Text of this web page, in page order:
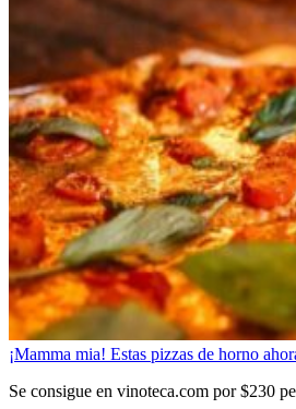
¡Mamma mia! Estas pizzas de horno
Se consigue en vinoteca.com por $230